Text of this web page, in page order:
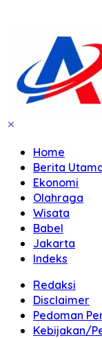
Home
Berita
Ekonomi
Olahraga
Wisata
Babel
Jakarta
Indeks
Redaksi
Disclaimer
Pedoman
Kebijakan/